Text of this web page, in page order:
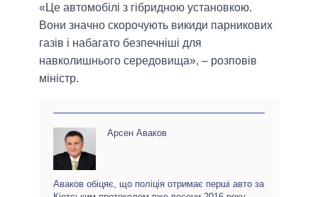
«Це автомобілі з гібридною установкою.
Вони значно скорочують викиди парникових
газів і набагато безпечніші для
навколишнього середовища», – розповів
міністр.
Арсен Аваков
Аваков обіцяє, що поліція отримає перші авто за